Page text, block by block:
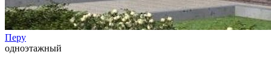
Перу
одноэтажный